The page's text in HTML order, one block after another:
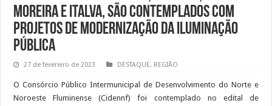
Moreira e Italva, são contemplados com
projetos de modernização da iluminação
pública
27 de fevereiro de 2023 DESTAQUE, REGIÃO
O Consórcio Público Intermunicipal de Desenvolvimento do Norte e
Noroeste Fluminense (Cidennf) foi contemplado no edital de